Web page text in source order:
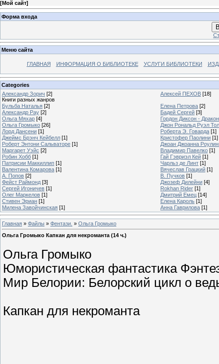
[Мой сайт]
Форма входа
Меню сайта
ГЛАВНАЯ ИНФОРМАЦИЯ О БИБЛИОТЕКЕ УСЛУГИ БИБЛИОТЕКИ
Categories
Александр Зорич [2]
Книги разных жанров
Алексей ПЕХОВ [18]
Бульба Наталья [2] Елена Петрова [2]
Александр Рау [2] Бадей Сергей [3]
Ольга Мяхар [4]
Гордон Диксон -
Ольга Громыко [26]
Джон Рональд Руэл
Лорд Дансени [1] Роберта Э. Говарда [1]
Джеймс Брэнч Кейбелл [1] Кристофер Паолини [1]
Роберт Энтони Сальваторе [1]
Джоан Джоанна
Маргарет Уэйс [2] Владимир Павелко [1]
Робин Хобб [1] Гай Гэвриэл Кей [1]
Патрисии Маккиллип [1] Чарльз де Линт [1]
Валентина Комарова [1] Вячеслав Грацкий [1]
А. Попов [2] В. Пучков [1]
Фейст Раймонд [3] Джозеф Дилейни [4]
Сергей Игоничев [1] Rokhan Rider [1]
Олег Маркелов [1] Дмитрий Емец [14]
Стивен Эриан [1] Елена Кароль [1]
Милена Завойчинская [1] Анна Гаврилова [1]
Главная » Файлы » Фентази. » Ольга Громыко
Ольга Громыко Капкан для некроманта (14 ч.)
Ольга Громыко
Юмористическая фантастика
Мир Белории: Белорский цикл о
Капкан для некроманта